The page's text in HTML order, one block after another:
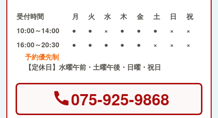
受付時間 月 火 水 木 金 土 日
祝
10:00～14:00
● ● × ● ● ● ×
×
16:00～20:30
● ● ● ● ● × ×
×
予約優先制
【定休日】水曜午前・土曜午後・日曜・祝日
075-925-9868